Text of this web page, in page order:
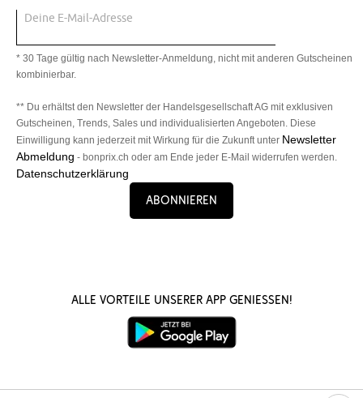
Deine E-Mail-Adresse
* 30 Tage gültig nach Newsletter-Anmeldung, nicht mit anderen Gutscheinen
kombinierbar.
** Du erhältst den Newsletter der Handelsgesellschaft AG mit exklusiven
Gutscheinen, Trends, Sales und individualisierten Angeboten. Diese
Einwilligung kann jederzeit mit Wirkung für die Zukunft unter Newsletter
Abmeldung - bonprix.ch oder am Ende jeder E-Mail widerrufen werden.
Datenschutzerklärung
Abonnieren
Alle Vorteile unserer App genießen!